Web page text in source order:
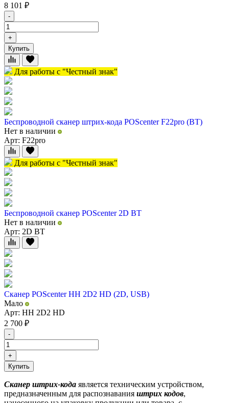
8 101 ₽
-
+
Купить
Для работы с "Честный знак"
Беспроводной сканер штрих-кода POScenter F22pro (BT)
Нет в наличии
Арт: F22pro
Для работы с "Честный знак"
Беспроводной сканер POScenter 2D BT
Нет в наличии
Арт: 2D BT
Сканер POScenter HH 2D2 HD (2D, USB)
Мало
Арт: HH 2D2 HD
2 700 ₽
-
+
Купить
Сканер штрих-кода является техническим устройством,
предназначенным для распознавания штрих кодов,